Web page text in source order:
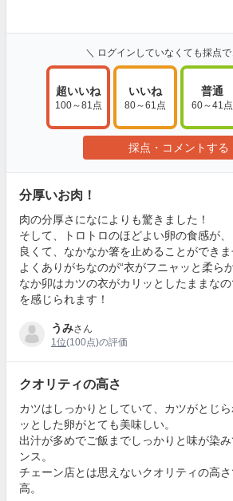
＼ ログインしていなくても採点で
超いいね
100～81点
いいね
80～61点
普通
60～41点
採点・コメントする
分厚いお肉！
肉の分厚さになによりも驚きました！
そして、トロトロのほどよい卵の食感が
良くて、なかなか箸を止めることができま
よくありがちなのが“衣がフニャッと柔ら
なか卯はカツの衣がカリッとしたままな
を感じられます！
うみさん
1位(100点)の評価
クオリティの高さ
カツはしっかりとしていて、カツがとじ
ッとした卵がとても美味しい。
出汁が多めでご飯までしっかりと味が染
ンス。
チェーン店とは思えないクオリティの高
高。